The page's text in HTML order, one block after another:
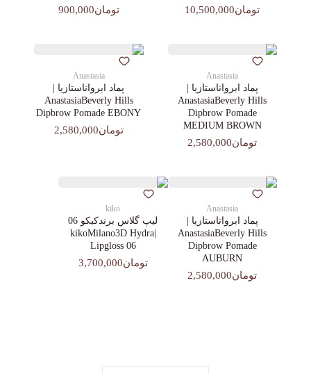
تومان10,500,000 تومان900,000
Anastasia
پماد ابرواناستازیا |
AnastasiaBeverly Hills
Dipbrow Pomade
MEDIUM BROWN
تومان2,580,000
Anastasia
پماد ابرواناستازیا |
AnastasiaBeverly Hills
Dipbrow Pomade EBONY
تومان2,580,000
Anastasia
پماد ابرواناستازیا |
AnastasiaBeverly Hills
Dipbrow Pomade
AUBURN
تومان2,580,000
kiko
لیپ گلاس‌ برندکیکو 06
|kikoMilano3D Hydra
Lipgloss 06
تومان3,700,000